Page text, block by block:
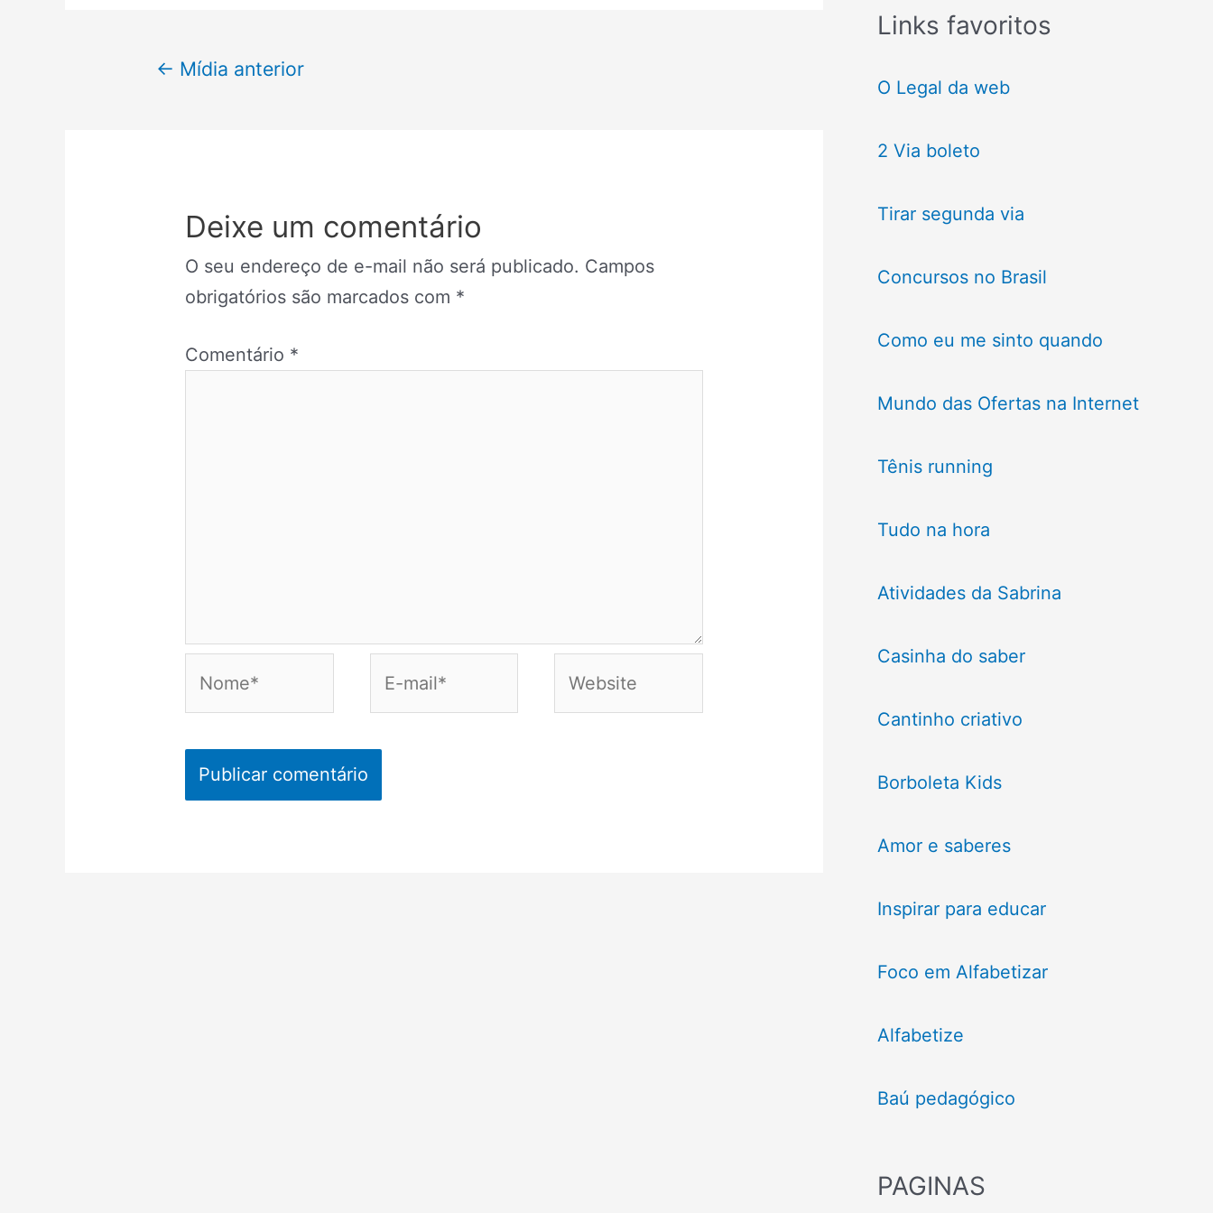
Navegação
← Mídia anterior
Deixe um comentário
O seu endereço de e-mail não será publicado. Campos
obrigatórios são marcados com *
Comentário *
Links favoritos
O Legal da web
2 Via boleto
Tirar segunda via
Concursos no Brasil
Como eu me sinto quando
Mundo das Ofertas na Internet
Tênis running
Tudo na hora
Atividades da Sabrina
Casinha do saber
Cantinho criativo
Borboleta Kids
Amor e saberes
Inspirar para educar
Foco em Alfabetizar
Alfabetize
Baú pedagógico
PAGINAS